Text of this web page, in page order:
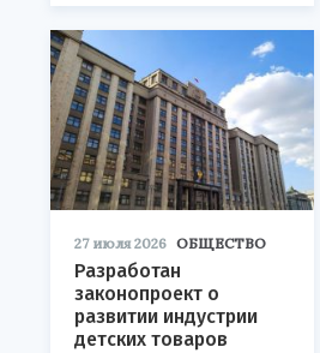
27 июля 2026 ОБЩЕСТВО
Разработан
законопроект о
развитии индустрии
детских товаров